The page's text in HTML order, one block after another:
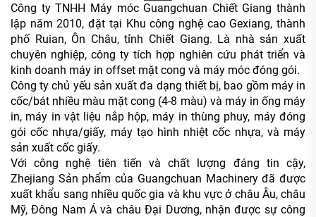
Công ty TNHH Máy móc Guangchuan Chiết Giang thành
lập năm 2010, đặt tại Khu công nghệ cao Gexiang, thành
phố Ruian, Ôn Châu, tỉnh Chiết Giang. Là nhà sản xuất
chuyên nghiệp, công ty tích hợp nghiên cứu phát triển và
kinh doanh máy in offset mặt cong và máy móc đóng gói.
Công ty chủ yếu sản xuất đa dạng thiết bị, bao gồm máy in
cốc/bát nhiều màu mặt cong (4-8 màu) và máy in ống máy
in, máy in vật liệu nắp hộp, máy in thùng phuy, máy đóng
gói cốc nhựa/giấy, máy tạo hình nhiệt cốc nhựa, và máy
sản xuất cốc giấy.
Với công nghệ tiên tiến và chất lượng đáng tin cậy,
Zhejiang Sản phẩm của Guangchuan Machinery đã được
xuất khẩu sang nhiều quốc gia và khu vực ở châu Âu, châu
Mỹ, Đông Nam Á và châu Đại Dương, nhận được sự công